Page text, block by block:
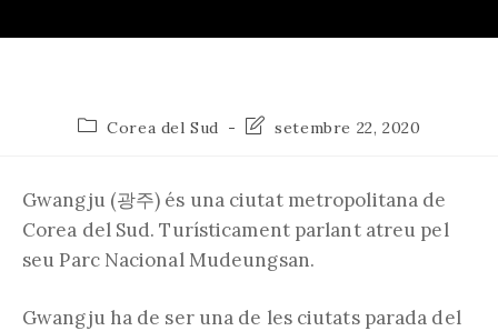
Categoria
Corea del Sud
Últimasetembre 22, 2020
Gwangju (광주) és una ciutat metropolitana de
Corea del Sud. Turísticament parlant atreu pel
seu Parc Nacional Mudeungsan.
Gwangju ha de ser una de les ciutats parada del